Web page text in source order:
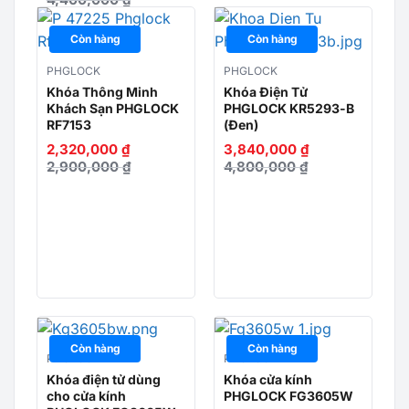
Kiểm tra kết nối theo thời gian thực với
khoá vân tay Philips Alpha-V-5HWS thông
qua Wifi. Thông qua APP, bạn có thể kiểm
tra lịch sử truy cập khóa, gửi mã số tạm
thời từ xa cho khách tới nhà và xem tình
hình thời gian thực tại cửa bằng cách nhấp
vào nút video.
Alpha-V-5HWS hỗ trơ việc
Khi khách nhấn chuông cửa, một thông báo
sẽ được chuyển đến APP của chủ nhà. Khi
chuông cửa đổ chuông, khóa video sẽ tự
động quay video, vì vậy bạn sẽ không bỏ lỡ
bất kỳ thông tin nào của khách ngay cả khi
không có nhà.
Còn hàng
PHGLOCK
Khóa Thông Minh
Khách Sạn PHGLOCK
RF7153
2,320,000 ₫
2,900,000₫
Còn hàng
PHGLOCK
Khóa Điện Tử
PHGLOCK KR5293-B
(Đen)
3,840,000 ₫
4,800,000₫
Còn hàng
PHGLOCK
Khóa điện tử dùng
cho cửa kính
Còn hàng
PHGLOCK
Khóa cửa kính
PHGLOCK FG3605W